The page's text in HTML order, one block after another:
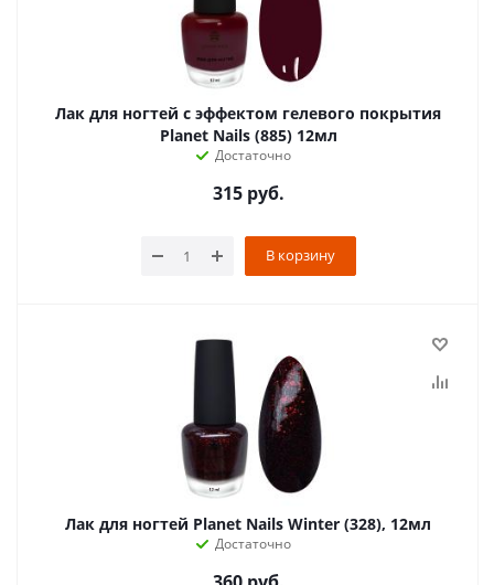
Лак для ногтей с эффектом гелевого покрытия
Planet Nails (885) 12мл
Достаточно
315руб.
В корзину
Лак для ногтей Planet Nails Winter (328), 12мл
Достаточно